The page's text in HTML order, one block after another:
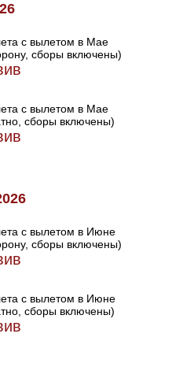
с вылетом в Мае
сборы включены)
с вылетом в Мае
сборы включены)
с вылетом в Июне
сборы включены)
с вылетом в Июне
сборы включены)